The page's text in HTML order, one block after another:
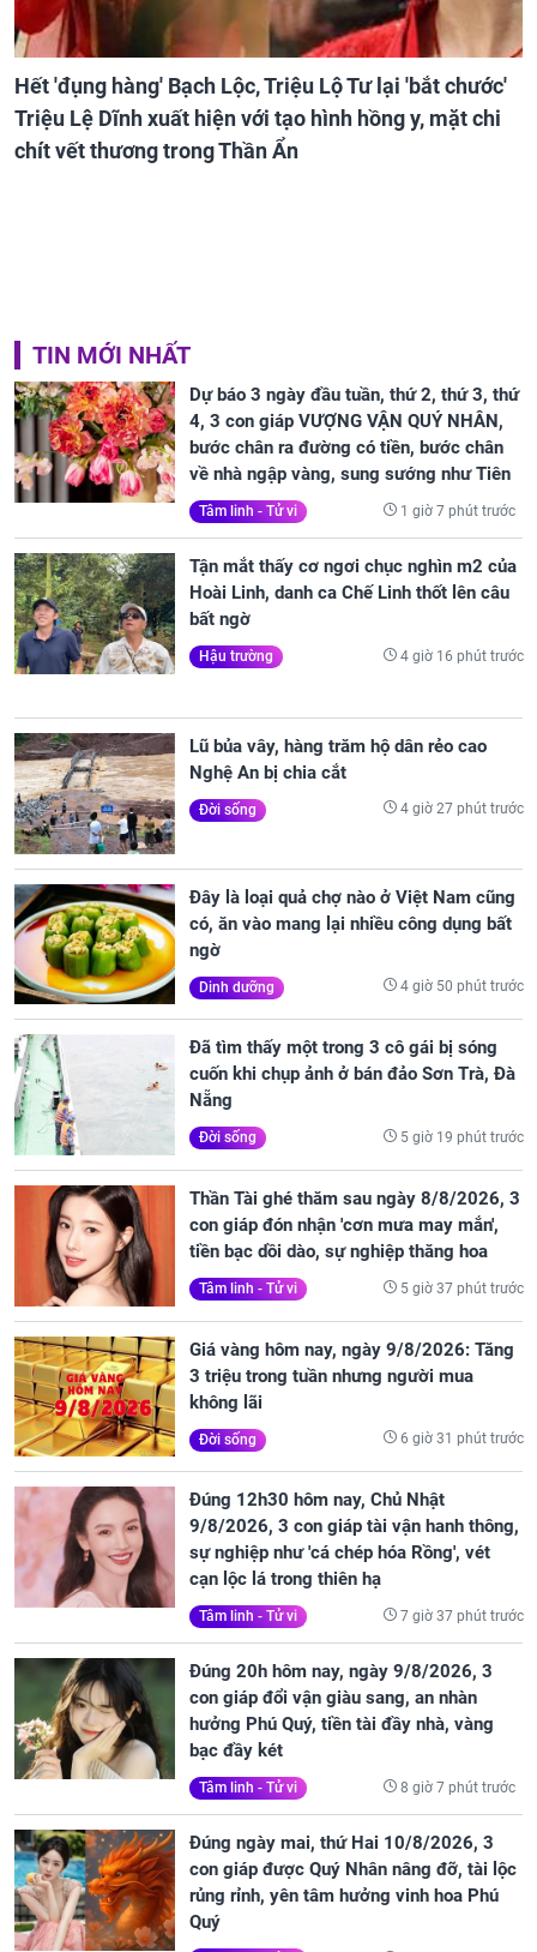
Hết 'đụng hàng' Bạch Lộc, Triệu Lộ Tư lại 'bắt chước'
Triệu Lệ Dĩnh xuất hiện với tạo hình hồng y, mặt chi
chít vết thương trong Thần Ẩn
TIN MỚI NHẤT
Dự báo 3 ngày đầu tuần, thứ 2, thứ 3, thứ
4, 3 con giáp VƯỢNG VẬN QUÝ NHÂN,
bước chân ra đường có tiền, bước chân
về nhà ngập vàng, sung sướng như Tiên
Tâm linh - Tử vi 1 giờ 7 phút trước
Tận mắt thấy cơ ngơi chục nghìn m2 của
Hoài Linh, danh ca Chế Linh thốt lên câu
bất ngờ
Hậu trường 4 giờ 16 phút trước
Lũ bủa vây, hàng trăm hộ dân rẻo cao
Nghệ An bị chia cắt
Đời sống 4 giờ 27 phút trước
Đây là loại quả chợ nào ở Việt Nam cũng
có, ăn vào mang lại nhiều công dụng bất
ngờ
Dinh dưỡng 4 giờ 50 phút trước
Đã tìm thấy một trong 3 cô gái bị sóng
cuốn khi chụp ảnh ở bán đảo Sơn Trà, Đà
Nẵng
Đời sống 5 giờ 19 phút trước
Thần Tài ghé thăm sau ngày 8/8/2026, 3
con giáp đón nhận 'cơn mưa may mắn',
tiền bạc dồi dào, sự nghiệp thăng hoa
Tâm linh - Tử vi 5 giờ 37 phút trước
Giá vàng hôm nay, ngày 9/8/2026: Tăng
3 triệu trong tuần nhưng người mua
không lãi
Đời sống 6 giờ 31 phút trước
Đúng 12h30 hôm nay, Chủ Nhật
9/8/2026, 3 con giáp tài vận hanh thông,
sự nghiệp như 'cá chép hóa Rồng', vét
cạn lộc lá trong thiên hạ
Tâm linh - Tử vi 7 giờ 37 phút trước
Đúng 20h hôm nay, ngày 9/8/2026, 3
con giáp đổi vận giàu sang, an nhàn
hưởng Phú Quý, tiền tài đầy nhà, vàng
bạc đầy két
Tâm linh - Tử vi 8 giờ 7 phút trước
Đúng ngày mai, thứ Hai 10/8/2026, 3
con giáp được Quý Nhân nâng đỡ, tài lộc
rủng rỉnh, yên tâm hưởng vinh hoa Phú
Quý